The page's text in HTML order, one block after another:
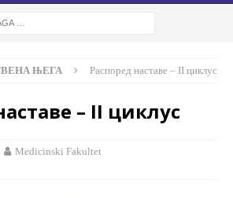
УНИВЕРЗИТЕТА У ИСТОЧНОМ
ЊЕГА Распоред наставе – II циклус
– II циклус
Medicinski Fakultet